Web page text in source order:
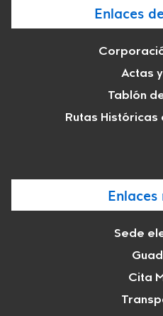
Enlaces
Actas
Tablón
Rutas
Sede
Cita